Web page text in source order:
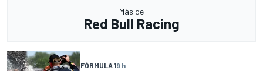
Más de
Red Bull Racing
FÓRMULA 19 h